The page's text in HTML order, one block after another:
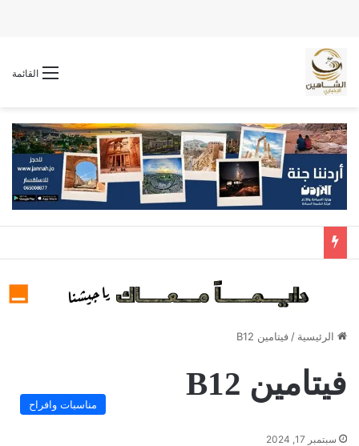
القائمة
الرئيسية / فيتامين B12
فيتامين B12
مناسبات وافراح
سبتمبر 17, 2024